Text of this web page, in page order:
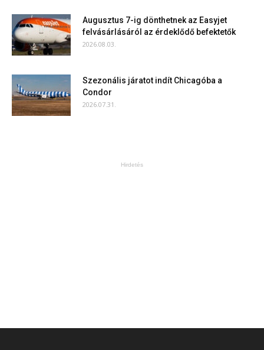
Augusztus 7-ig dönthetnek az Easyjet
felvásárlásáról az érdeklődő befektetők
2026.08.03.
Szezonális járatot indít Chicagóba a
Condor
2026.07.31.
Hirdetés